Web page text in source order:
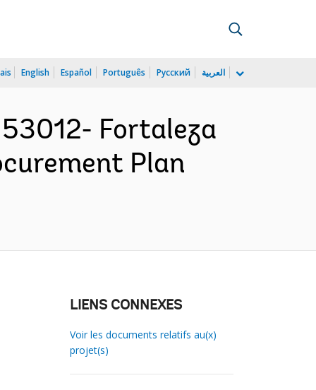
English Español Português Русский العربية
Fortaleza
Plan
LIENS CONNEXES
Voir les documents relatifs au(x)
projet(s)